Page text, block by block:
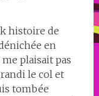
histoire de
en
plaisait pas
le col et
tombée